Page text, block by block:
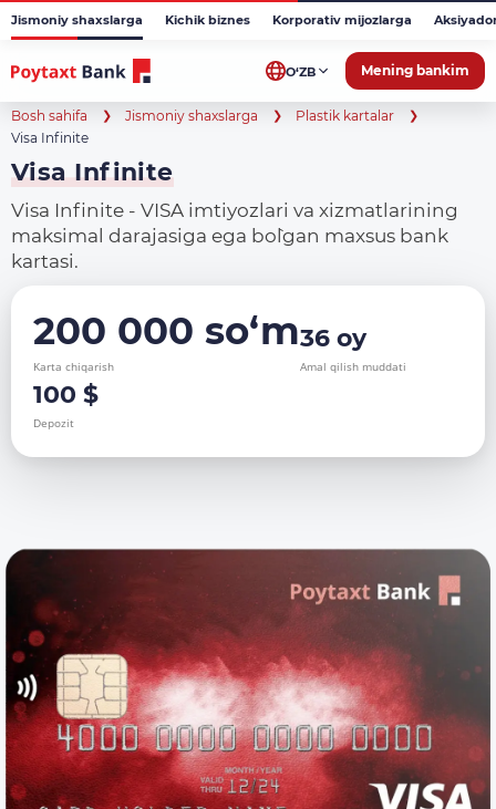
Jismoniy shaxslarga Kichik biznes Korporativ mijozlarga
O‘ZB Mening bankim
Bosh sahifa Jismoniy shaxslarga
Plastik kartalar
Visa Infinite
Visa Infinite
Visa Infinite - VISA imtiyozlari va xizmatlarining
maksimal darajasiga ega bo`lgan maxsus bank
kartasi.
200 000 so‘m
Karta chiqarish
36 oy
Amal qilish muddati
100 $
Depozit